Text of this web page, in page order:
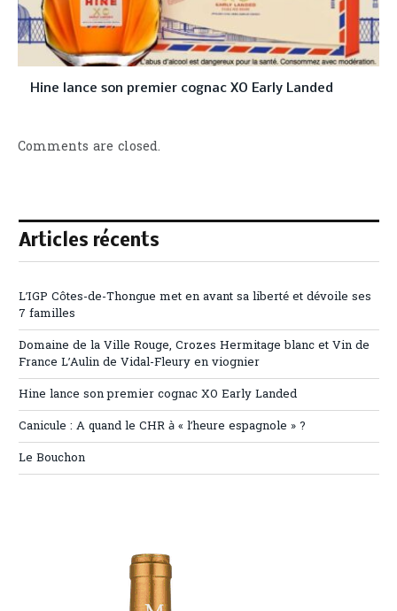
Hine lance son premier cognac XO Early Landed
Comments are closed.
Articles récents
L’IGP Côtes-de-Thongue met en avant sa liberté et dévoile ses
7 familles
Domaine de la Ville Rouge, Crozes Hermitage blanc et Vin de
France L’Aulin de Vidal-Fleury en viognier
Hine lance son premier cognac XO Early Landed
Canicule : A quand le CHR à « l’heure espagnole » ?
Le Bouchon